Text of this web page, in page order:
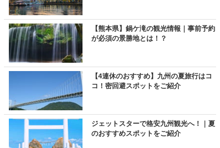
【熊本県】鍋ケ滝の観光情報｜事前予約
が必須の景勝地とは！？
【4連休のおすすめ】九州の夏旅行はコ
コ！密回避スポットをご紹介
ジェットスターで格安九州観光へ！｜夏
のおすすめスポットをご紹介